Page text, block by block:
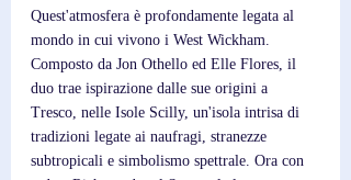
Quest'atmosfera è profondamente legata al
mondo in cui vivono i West Wickham.
Composto da Jon Othello ed Elle Flores, il
duo trae ispirazione dalle sue origini a
Tresco, nelle Isole Scilly, un'isola intrisa di
tradizioni legate ai naufragi, stranezze
subtropicali e simbolismo spettrale. Ora con